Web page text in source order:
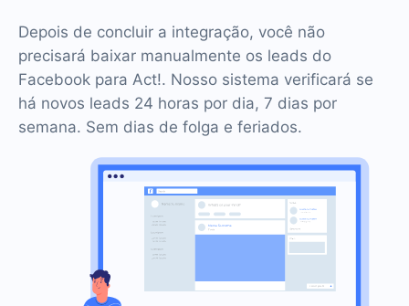
Depois de concluir a integração, você não
precisará baixar manualmente os leads do
Facebook para Act!. Nosso sistema verificará se
há novos leads 24 horas por dia, 7 dias por
semana. Sem dias de folga e feriados.